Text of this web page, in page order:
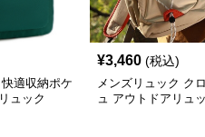
適収納ポケ
ュック
¥3,460 (税込)
メンズリュック ク
ュ アウトドアリュ